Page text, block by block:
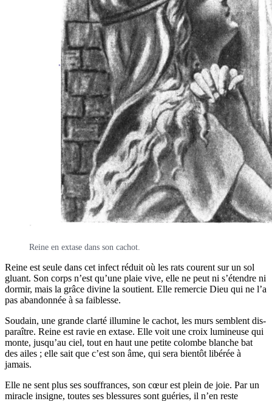
Reine en extase dans son cachot.
Reine est seule dans cet infect réduit où les rats courent sur un sol
gluant. Son corps n’est qu’une plaie vive, elle ne peut ni s’é­tendre ni
dor­mir, mais la grâce divine la sou­tient. Elle remer­cie Dieu qui ne l’a
pas aban­don­née à sa faiblesse.
Sou­dain, une grande clar­té illu­mine le cachot, les murs semblent dis­
pa­raître. Reine est ravie en extase. Elle voit une croix lumi­neuse qui
monte, jus­qu’au ciel, tout en haut une petite colombe blanche bat
des ailes ; elle sait que c’est son âme, qui sera bien­tôt libé­rée à
jamais.
Elle ne sent plus ses souf­frances, son cœur est plein de joie. Par un
miracle insigne, toutes ses bles­sures sont gué­ries, il n’en reste